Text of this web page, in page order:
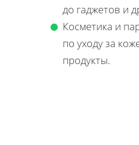
до гаджетов и
Косметика и
по уходу за
продукты.